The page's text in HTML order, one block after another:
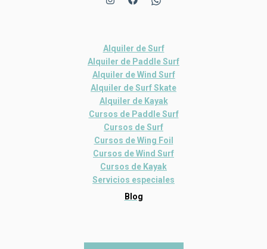
Alquiler de Surf
Alquiler de Paddle Surf
Alquiler de Wind Surf
Alquiler de Surf Skate
Alquiler de Kayak
Cursos de Paddle Surf
Cursos de Surf
Cursos de Wing Foil
Cursos de Wind Surf
Cursos de Kayak
Servicios especiales
Blog